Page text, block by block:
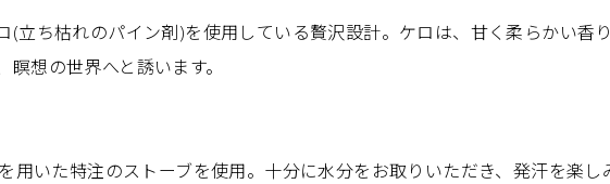
(立ち枯れのパイン剤)を使用している贅沢設計。ケロは、甘く柔らかい香
想の世界へと誘います。
用いた特注のストーブを使用。十分に水分をお取りいただき、発汗を楽し